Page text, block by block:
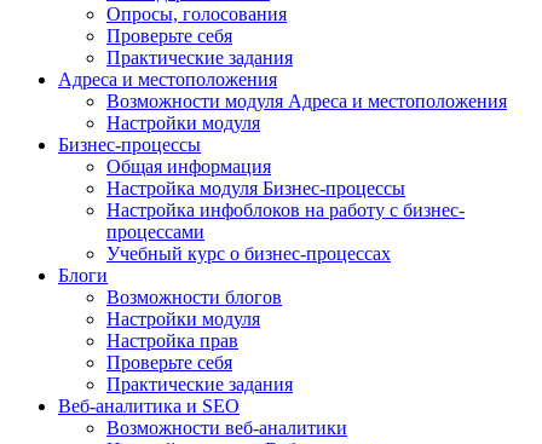
Опросы, голосования
Проверьте себя
Практические задания
Адреса и местоположения
Возможности модуля Адреса и местоположения
Настройки модуля
Бизнес-процессы
Общая информация
Настройка модуля Бизнес-процессы
Настройка инфоблоков на работу с бизнес-
процессами
Учебный курс о бизнес-процессах
Блоги
Возможности блогов
Настройки модуля
Настройка прав
Проверьте себя
Практические задания
Веб-аналитика и SEO
Возможности веб-аналитики